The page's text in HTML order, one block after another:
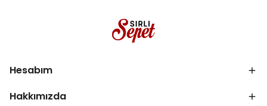
Hesabım
Hakkımızda